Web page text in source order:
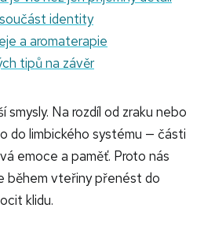
identity
a aromaterapie
tipů na závěr
smysly. Na rozdíl od zraku nebo
do limbického systému — části
emoce a paměť. Proto nás
během vteřiny přenést do
klidu.